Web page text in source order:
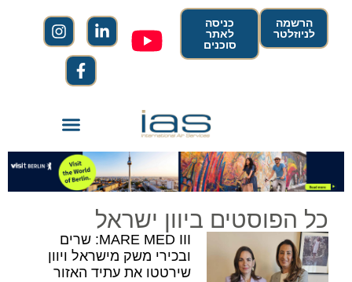
הרשמה
לניוזלטר
כניסה
לאתר
סוכנים
כל הפוסטים ביוון ישראל
MARE MED III: שרים
ובכירי משק מישראל ויוון
שירטטו את עתיד האזור